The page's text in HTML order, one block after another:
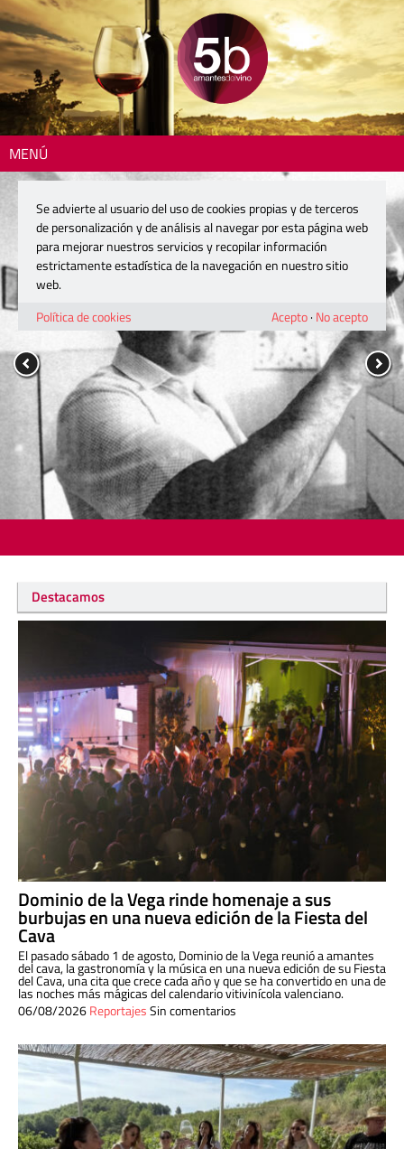
MENÚ
Destacamos
Dominio de la Vega rinde homenaje a sus
burbujas en una nueva edición de la Fiesta del
Cava
El pasado sábado 1 de agosto, Dominio de la Vega reunió a amantes
del cava, la gastronomía y la música en una nueva edición de su Fiesta
del Cava, una cita que crece cada año y que se ha convertido en una de
las noches más mágicas del calendario vitivinícola valenciano.
06/08/2026ReportajesSin comentarios
Se advierte al usuario del uso de cookies propias y de terceros
de personalización y de análisis al navegar por esta página web
para mejorar nuestros servicios y recopilar información
estrictamente estadística de la navegación en nuestro sitio
web.
Política de cookies
Acepto· No acepto